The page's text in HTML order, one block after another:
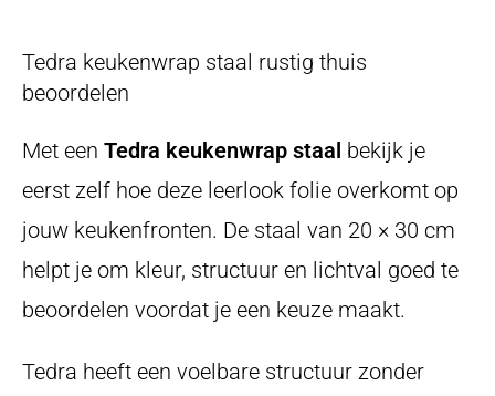
Tedra keukenwrap staal rustig thuis
beoordelen
Met een Tedra keukenwrap staal bekijk je
eerst zelf hoe deze leerlook folie overkomt op
jouw keukenfronten. De staal van 20 × 30 cm
helpt je om kleur, structuur en lichtval goed te
beoordelen voordat je een keuze maakt.
Tedra heeft een voelbare structuur zonder